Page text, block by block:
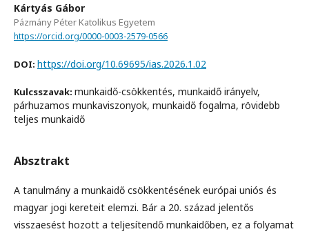
Kártyás Gábor
Pázmány Péter Katolikus Egyetem
https://orcid.org/0000-0003-2579-0566
DOI: https://doi.org/10.69695/ias.2026.1.02
Kulcsszavak: munkaidő-csökkentés, munkaidő irányelv,
párhuzamos munkaviszonyok, munkaidő fogalma, rövidebb
teljes munkaidő
Absztrakt
A tanulmány a munkaidő csökkentésének európai uniós és
magyar jogi kereteit elemzi. Bár a 20. század jelentős
visszaesést hozott a teljesítendő munkaidőben, ez a folyamat